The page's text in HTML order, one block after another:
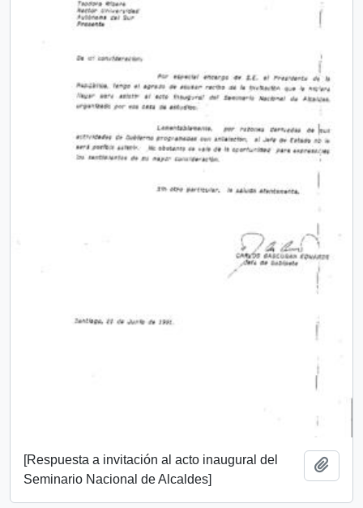
[Respuesta a invitación al acto inaugural del
Seminario Nacional de Alcaldes]